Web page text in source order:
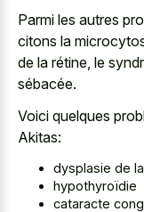
Parmi les autres
citons la
de la rétine, le
sébacée.
Voici quelques
Akitas:
dysplasie de
hypothyroïdie
cataracte